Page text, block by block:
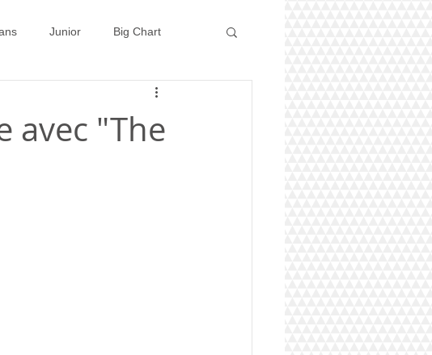
Junior Big Chart
Concours 2026
avec "The